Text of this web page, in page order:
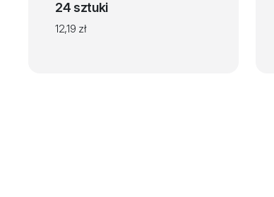
24 sztuki
12,19 zł